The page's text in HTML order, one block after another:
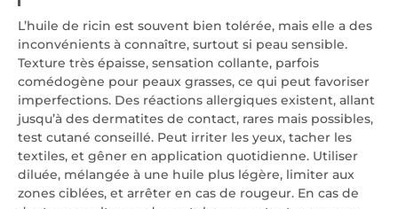
L’huile de ricin est souvent bien tolérée, mais elle a des
inconvénients à connaître, surtout si peau sensible.
Texture très épaisse, sensation collante, parfois
comédogène pour peaux grasses, ce qui peut favoriser
imperfections. Des réactions allergiques existent, allant
jusqu’à des dermatites de contact, rares mais possibles,
test cutané conseillé. Peut irriter les yeux, tacher les
textiles, et gêner en application quotidienne. Utiliser
diluée, mélangée à une huile plus légère, limiter aux
zones ciblées, et arrêter en cas de rougeur. En cas de